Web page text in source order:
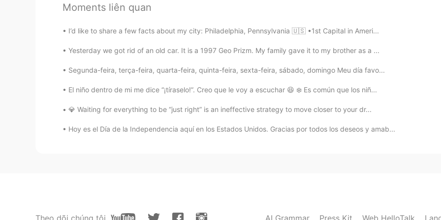
Hola, puedo ayudarte con tu español y tú me apoyas con tu inglés. Me gusta el tema
Paulo Martins Ma 2019.11.05 02:43
PT
I'd like of learning with you...but you just to want with homosexual group?
cecilia 2019.10.12 05:23
Moments liên quan
I’d like to share a few facts about my city: Philadelphia, Pennsylvania 🇺🇸 •1st Capital in Ameri...
Yesterday we got rid of an old car. It is a 1997 Geo Prizm. My family gave it to my brother as a ...
Segunda-feira, terça-feira, quarta-feira, quinta-feira, sexta-feira, sábado, domingo Meu día favo...
El niño dentro de mi me dice “¡tíraselo!”. Creo que le voy a escuchar 😆 ❄️ Es común que los niñ...
💎 Waiting for everything to be “just right” is an ineffective strategy to move closer to your dr...
Hoy es el Día de la Independencia aquí en los Estados Unidos. Gracias por todos los deseos y amab...
Theo dõi chúng tôi AI Grammar Press Kit Web HelloTalk